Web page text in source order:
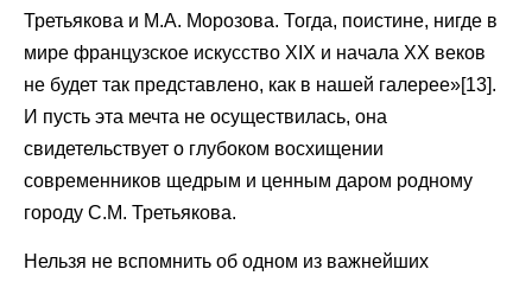
Третьякова и М.А. Морозова. Тогда, поистине, нигде в
мире французское искусство XIX и начала ХХ веков
не будет так представлено, как в нашей галерее»[13].
И пусть эта мечта не осуществилась, она
свидетельствует о глубоком восхищении
современников щедрым и ценным даром родному
городу С.М. Третьякова.
Нельзя не вспомнить об одном из важнейших